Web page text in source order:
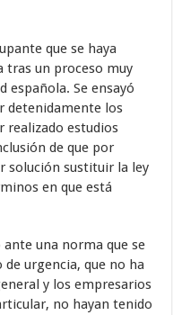
que se haya
tras un proceso muy
española. Se ensayó
detenidamente los
realizado estudios
de que por
solución sustituir la ley
en que está
una norma que se
urgencia, que no ha
y los empresarios
no hayan tenido